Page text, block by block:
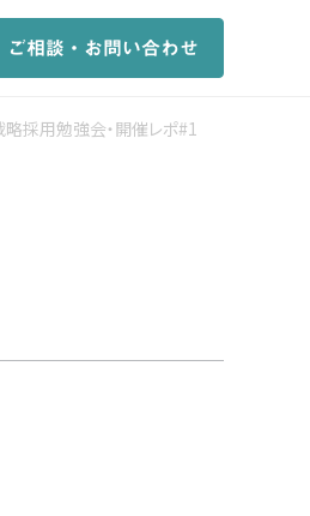
ご相談・お問い合わせ
略採用勉強会・開催レポ#1